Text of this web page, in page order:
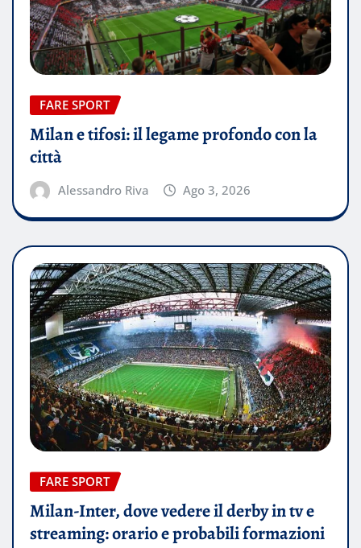
FARE SPORT
Milan e tifosi: il legame profondo con la
città
Alessandro Riva Ago 3, 2026
FARE SPORT
Milan-Inter, dove vedere il derby in tv e
streaming: orario e probabili formazioni